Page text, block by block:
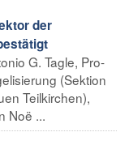
der
G. Tagle, Pro-
(Sektion
Teilkirchen),
Noë ...